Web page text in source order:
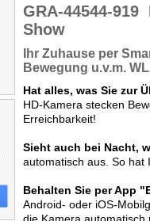
GRA-44544-919
Show
Ihr Zuhause per
Bewegung u.v.m.
Hat alles, was Sie zur
HD-Kamera stecken
Erreichbarkeit!
Sieht auch bei Nacht,
automatisch aus. So hat
Behalten Sie per App
Android- oder iOS-